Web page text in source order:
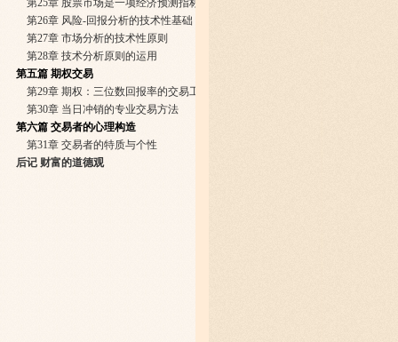
第25章 股票市场是一项经济预测指标：历史的启示
第26章 风险-回报分析的技术性基础
第27章 市场分析的技术性原则
第28章 技术分析原则的运用
第五篇 期权交易
第29章 期权：三位数回报率的交易工具
第30章 当日冲销的专业交易方法
第六篇 交易者的心理构造
第31章 交易者的特质与个性
后记 财富的道德观